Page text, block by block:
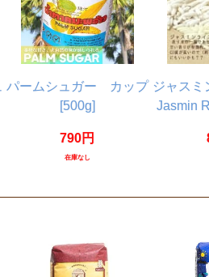
パームシュガー カップ
[500g]
790円
在庫なし
ジャスミ
Jasmin